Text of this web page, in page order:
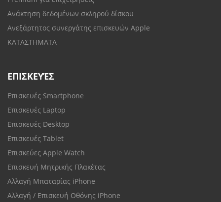
Ανάκτηση δεδομένων σκληρού δίσκου
Ανεξάρτητος συνεργάτης επισκευών Apple
ΚΑΤΑΣΤΗΜΑΤΑ
ΕΠΙΣΚΕΥΈΣ
Επισκευές Smartphone
Επισκευές Laptop
Επισκευές Desktop
Επισκευές Tablet
Επισκεύες Apple Watch
Επισκευή Μητρικής Πλακέτας
Αλλαγή Μπαταρίας iPhone
Αλλαγή / Επισκευή Οθόνης iPhone